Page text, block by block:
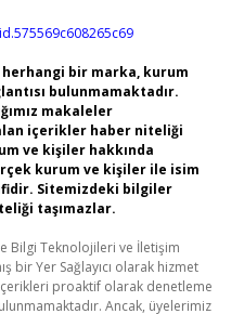
bir marka, kurum
bulunmamaktadır.
makaleler
içerikler haber niteliği
ve kişiler hakkında
kurum ve kişiler ile isim
Sitemizdeki bilgiler
taşımazlar.
Bilgi Teknolojileri ve İletişim
bir Yer Sağlayıcı olarak hizmet
proaktif olarak denetleme
Ancak, üyelerimiz